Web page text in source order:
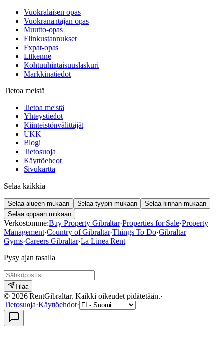
Vuokralaisen opas
Vuokranantajan opas
Muutto-opas
Elinkustannukset
Expat-opas
Liikenne
Kohtuuhintaisuuslaskuri
Markkinatiedot
Tietoa meistä
Tietoa meistä
Yhteystiedot
Kiinteistönvälittäjät
UKK
Blogi
Tietosuoja
Käyttöehdot
Sivukartta
Selaa kaikkia
Selaa alueen mukaan Selaa tyypin mukaan
Selaa hinnan mukaan
Selaa oppaan mukaan
Verkostomme:Buy Property Gibraltar·Properties for Sale·Property
Management·Country of Gibraltar·Things To Do·Gibraltar
Gyms·Careers Gibraltar·La Linea Rent
Pysy ajan tasalla
Tilaa
© 2026 RentGibraltar. Kaikki oikeudet pidätetään.·
Tietosuoja·Käyttöehdot·